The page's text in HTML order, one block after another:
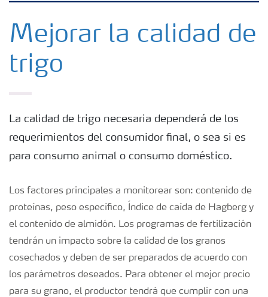
Fertilizantes con baja Huella de Carbono
Fertilizantes
Almacenaje y manejo de fertilizantes
Mejorar la calidad de
trigo
La calidad de trigo necesaria dependerá de los
requerimientos del consumidor final, o sea si es
para consumo animal o consumo doméstico.
Los factores principales a monitorear son: contenido de
proteínas, peso específico, Índice de caída de Hagberg y
el contenido de almidón. Los programas de fertilización
tendrán un impacto sobre la calidad de los granos
cosechados y deben de ser preparados de acuerdo con
los parámetros deseados. Para obtener el mejor precio
para su grano, el productor tendrá que cumplir con una